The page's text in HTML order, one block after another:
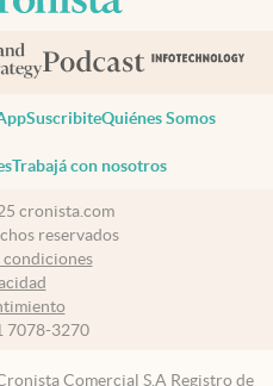
SuscribiteQuiénes Somos
Trabajá con nosotros
cronista.com
reservados
condiciones
7078-3270
Comercial S.A Registro de